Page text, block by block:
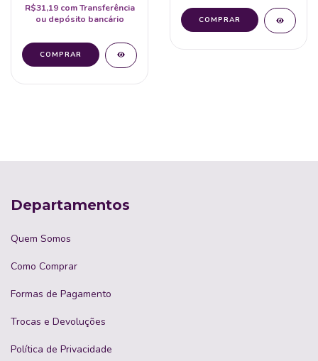
R$31,19 com Transferência
ou depósito bancário
Departamentos
Quem Somos
Como Comprar
Formas de Pagamento
Trocas e Devoluções
Política de Privacidade